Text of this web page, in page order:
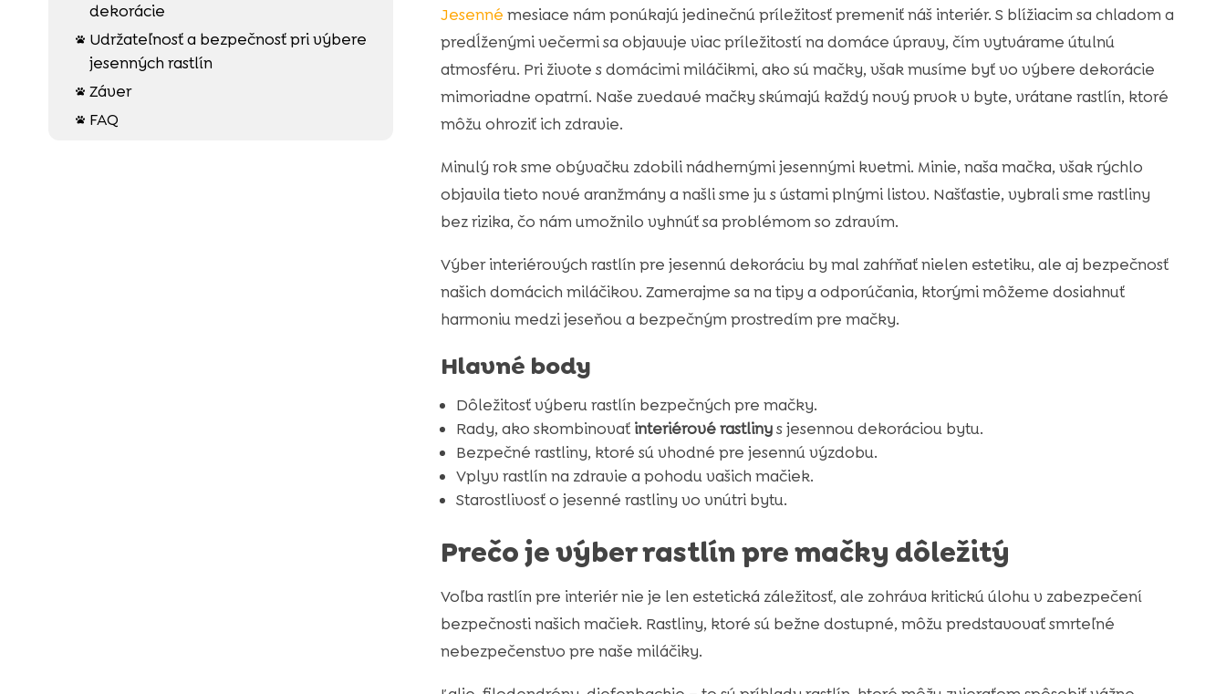
dekorácie

Udržateľnosť a bezpečnosť pri výbere
jesenných rastlín
 Záver
 FAQ
Jesenné mesiace nám ponúkajú jedinečnú príležitosť premeniť náš interiér. S blížiacim sa chladom a
predĺženými večermi sa objavuje viac príležitostí na domáce úpravy, čím vytvárame útulnú
atmosféru. Pri živote s domácimi miláčikmi, ako sú mačky, však musíme byť vo výbere dekorácie
mimoriadne opatrní. Naše zvedavé mačky skúmajú každý nový prvok v byte, vrátane rastlín, ktoré
môžu ohroziť ich zdravie.
Minulý rok sme obývačku zdobili nádhernými jesennými kvetmi. Minie, naša mačka, však rýchlo
objavila tieto nové aranžmány a našli sme ju s ústami plnými listov. Našťastie, vybrali sme rastliny
bez rizika, čo nám umožnilo vyhnúť sa problémom so zdravím.
Výber interiérových rastlín pre jesennú dekoráciu by mal zahŕňať nielen estetiku, ale aj bezpečnosť
našich domácich miláčikov. Zamerajme sa na tipy a odporúčania, ktorými môžeme dosiahnuť
harmoniu medzi jeseňou a bezpečným prostredím pre mačky.
Hlavné body
Dôležitosť výberu rastlín bezpečných pre mačky.
Rady, ako skombinovať interiérové rastlinys jesennou dekoráciou bytu.
Bezpečné rastliny, ktoré sú vhodné pre jesennú výzdobu.
Vplyv rastlín na zdravie a pohodu vašich mačiek.
Starostlivosť o jesenné rastliny vo vnútri bytu.
Prečo je výber rastlín pre mačky dôležitý
Voľba rastlín pre interiér nie je len estetická záležitosť, ale zohráva kritickú úlohu v zabezpečení
bezpečnosti našich mačiek. Rastliny, ktoré sú bežne dostupné, môžu predstavovať smrteľné
nebezpečenstvo pre naše miláčiky.